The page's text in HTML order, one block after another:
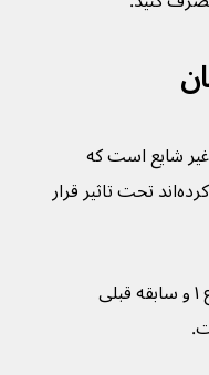
شایع است که
می‌تواند زنانی را که به تازگی زایمان کرده‌اند تحت تاثیر قرار
این بیماری در زنان مبتلا به دیابت نوع ۱ و سابقه قبلی